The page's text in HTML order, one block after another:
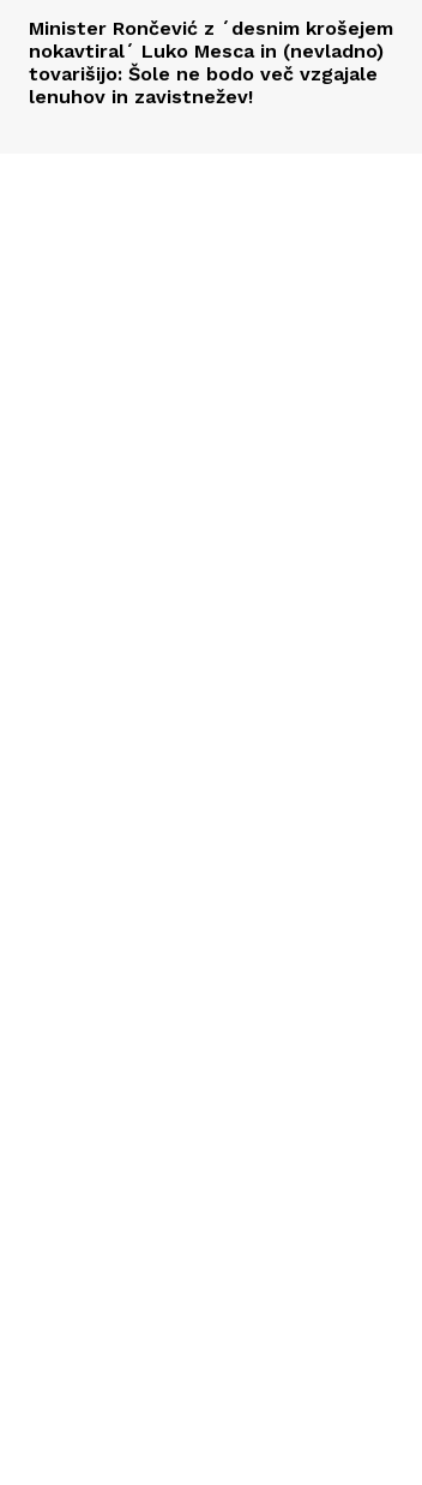
Minister Rončević z ´desnim krošejem
nokavtiral´ Luko Mesca in (nevladno)
tovarišijo: Šole ne bodo več vzgajale
lenuhov in zavistnežev!